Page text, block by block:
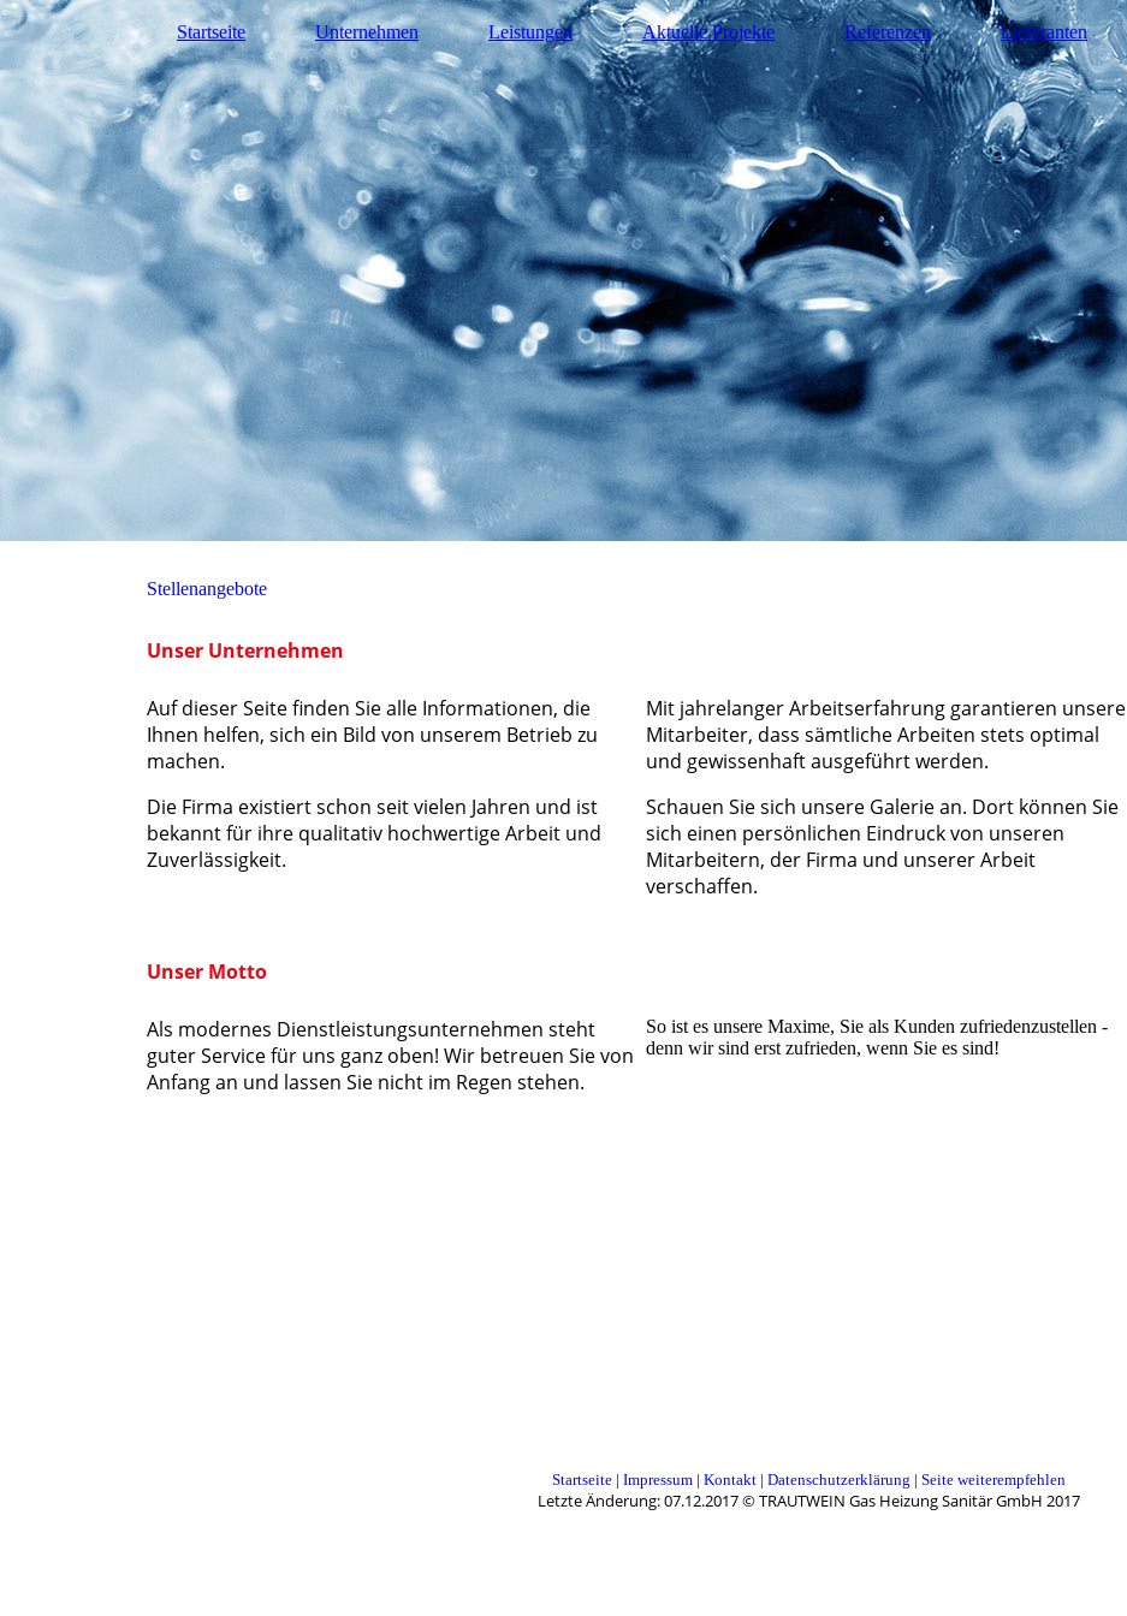
Startseite Unternehmen Leistungen Aktuelle Projekte Referenzen Lieferanten
Stellenangebote
Unser Unternehmen
Auf dieser Seite finden Sie alle Informationen, die
Ihnen helfen, sich ein Bild von unserem Betrieb zu
machen.
Die Firma existiert schon seit vielen Jahren und ist
bekannt für ihre qualitativ hochwertige Arbeit und
Zuverlässigkeit.
Mit jahrelanger Arbeitserfahrung garantieren unsere
Mitarbeiter, dass sämtliche Arbeiten stets optimal
und gewissenhaft ausgeführt werden.
Schauen Sie sich unsere Galerie an. Dort können Sie
sich einen persönlichen Eindruck von unseren
Mitarbeitern, der Firma und unserer Arbeit
verschaffen.
Unser Motto
Als modernes Dienstleistungsunternehmen steht
guter Service für uns ganz oben! Wir betreuen Sie von
Anfang an und lassen Sie nicht im Regen stehen.
So ist es unsere Maxime, Sie als Kunden zu­frieden­zu­stellen -
denn wir sind erst zufrieden, wenn Sie es sind!
Startseite| Impressum| Kontakt| Datenschutzerklärung | Seite weiterempfehlen
Letzte Änderung: 07.12.2017 © TRAUTWEIN Gas Heizung Sanitär GmbH 2017